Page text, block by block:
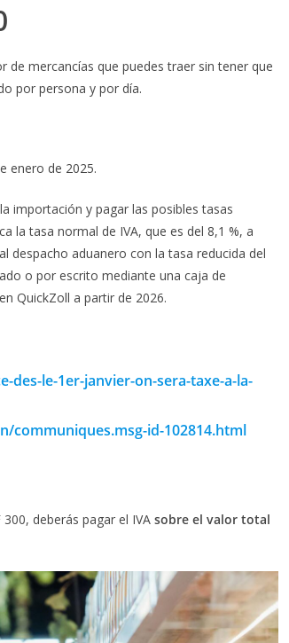
de mercancías que puedes traer sin tener que
por persona y por día.
enero de 2025.
importación y pagar las posibles tasas
la tasa normal de IVA, que es del 8,1 %, a
despacho aduanero con la tasa reducida del
o por escrito mediante una caja de
QuickZoll a partir de 2026.
le-1er-janvier-on-sera-taxe-a-la-
id-102814.html
deberás pagar el IVA sobre el valor total